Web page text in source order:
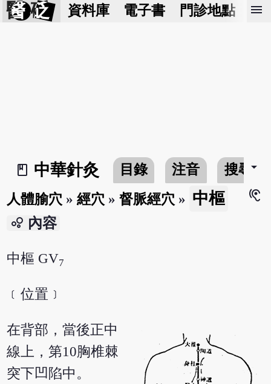
醫 砭 資料庫 電子書 門診地點 預
menu
book_2
中華針灸 目錄 注音 搜尋arrow_drop_down
人體腧穴 »經穴 »督脈經穴 » 中樞
hearing
bubble_chart 內容
中樞 GV7
﹝位置﹞
在背部，當後正中
線上，第10胸椎棘
突下凹陷中。